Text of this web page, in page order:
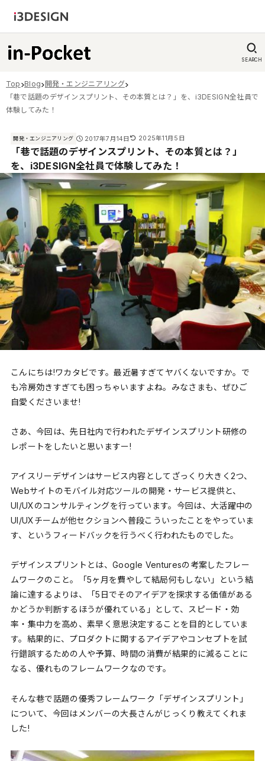
SEARCH
Top Blog
開発・エンジニアリング
「巷で話題のデザインスプリント、その本質とは？」を、i3DESIGN全社員で
体験してみた！
開発・エンジニアリング 2017年7月14日 2025年11月5日
「巷で話題のデザインスプリント、その本質とは？」
を、i3DESIGN全社員で体験してみた！
こんにちは!ワカタビです。最近暑すぎてヤバくないですか。で
も冷房効きすぎても困っちゃいますよね。みなさまも、ぜひご
自愛くださいませ!
さあ、今回は、先日社内で行われたデザインスプリント研修の
レポートをしたいと思いますー!
アイスリーデザインはサービス内容としてざっくり大きく2つ、
Webサイトのモバイル対応ツールの開発・サービス提供と、
UI/UXのコンサルティングを行っています。今回は、大活躍中の
UI/UXチームが他セクションへ普段こういったことをやっていま
す、というフィードバックを行うべく行われたものでした。
デザインスプリントとは、Google Venturesの考案したフレー
ムワークのこと。「5ヶ月を費やして結局何もしない」という結
論に達するよりは、「5日でそのアイデアを探求する価値がある
かどうか判断するほうが優れている」として、スピード・効
率・集中力を高め、素早く意思決定することを目的としていま
す。結果的に、プロダクトに関するアイデアやコンセプトを試
行錯誤するための人や予算、時間の消費が結果的に減ることに
なる、優れものフレームワークなのです。
そんな巷で話題の優秀フレームワーク「デザインスプリント」
について、今回はメンバーの大長さんがじっくり教えてくれま
した!